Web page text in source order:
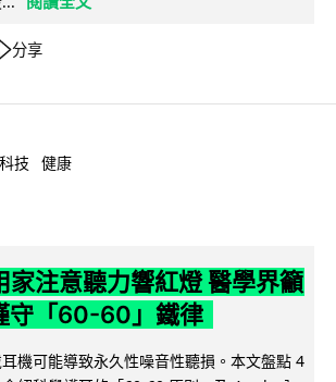
分享
技 健康
注意聽力響紅燈 醫學界籲
守「60-60」鐵律
機可能導致永久性噪音性聽損。本文盤點 4